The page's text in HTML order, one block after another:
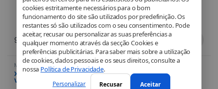
cookies estritamente necessários para o bom
funcionamento do site são utilizados por predefinição. Os
restantes só são utilizados com o seu consentimento. Pode
aceitar, recusar ou personalizar as suas preferências a
qualquer momento através da secção Cookies e
preferências publicitárias. Para saber mais sobre a utilização
de cookies, dados pessoais e os seus direitos, consulte a
nossa Política de Privacidade.
Personalizar Recusar Aceitar
903,00€ 803,00€
Mobile,Mobile & Smartphone,
Telefonia
Xiaomi 17T 12 Go / 256 Go
Violet conçu avec Leica – Écran
AMOLED 120 Hz et triple
Mobile,Mobile & Smartphone
Xiaomi 17T 12 Go / 512 Go Bleu
conçu avec Leica – Écran
AMOLED 120 Hz et triple